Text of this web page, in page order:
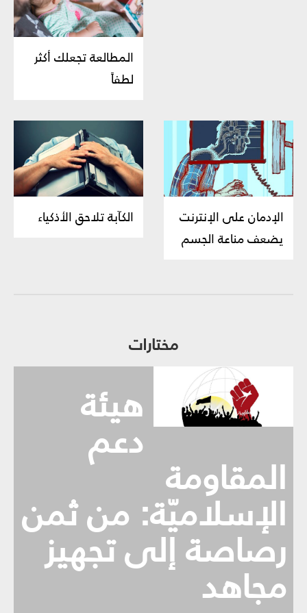
المطالعة تجعلك أكثر
لطفاً
الإدمان على الإنترنت
يضعف مناعة الجسم
الكآبة تلاحق الأذكياء
مختارات
هيئة
دعم
المقاومة
الإسلاميّة: من ثمن
رصاصة إلى تجهيز
مجاهد